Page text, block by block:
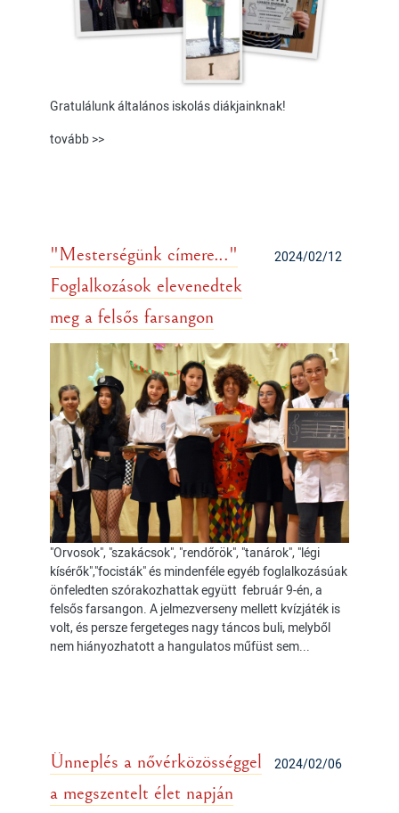
Gratulálunk általános iskolás diákjainknak!
tovább >>
2024/02/12
"Mesterségünk címere..."
Foglalkozások elevenedtek
meg a felsős farsangon
"Orvosok", "szakácsok", "rendőrök", "tanárok", "légi
kísérők","focisták" és mindenféle egyéb foglalkozásúak
önfeledten szórakozhattak együtt február 9-én, a
felsős farsangon. A jelmezverseny mellett kvízjáték is
volt, és persze fergeteges nagy táncos buli, melyből
nem hiányozhatott a hangulatos műfüst sem...
2024/02/06
Ünneplés a nővérközösséggel
a megszentelt élet napján